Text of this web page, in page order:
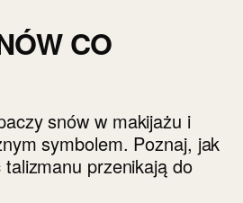
CO
snów w makijażu i
symbolem. Poznaj, jak
przenikają do